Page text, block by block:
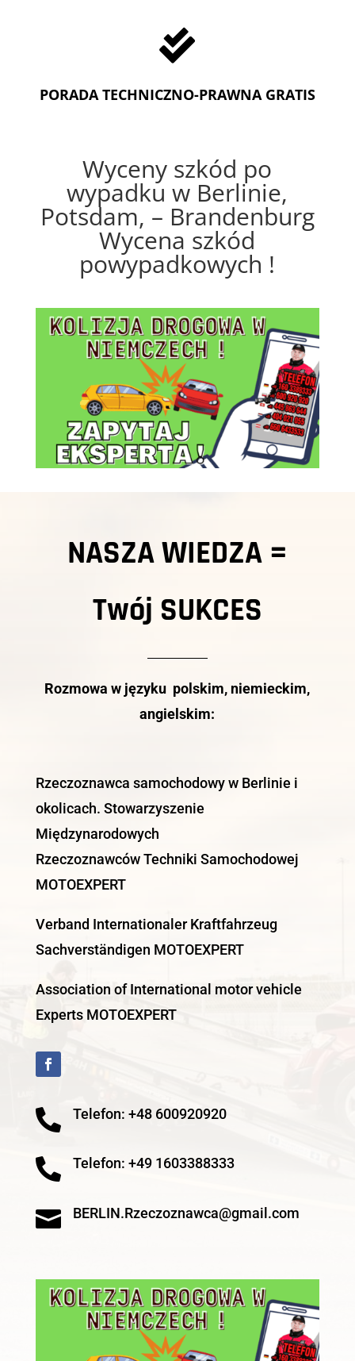

PORADA TECHNICZNO-PRAWNA GRATIS
Wyceny szkód po
wypadku w Berlinie,
Potsdam, – Brandenburg
Wycena szkód
powypadkowych !
NASZA WIEDZA =
Twój SUKCES
Rozmowa w języku polskim, niemieckim,
angielskim:
Rzeczoznawca samochodowy w Berlinie i
okolicach. Stowarzyszenie
Międzynarodowych
Rzeczoznawców Techniki Samochodowej
MOTOEXPERT
Verband Internationaler Kraftfahrzeug
Sachverständigen MOTOEXPERT
Association of International motor vehicle
Experts MOTOEXPERT
 Telefon: +48 600920920
 Telefon: +49 1603388333
 BERLIN.Rzeczoznawca@gmail.com